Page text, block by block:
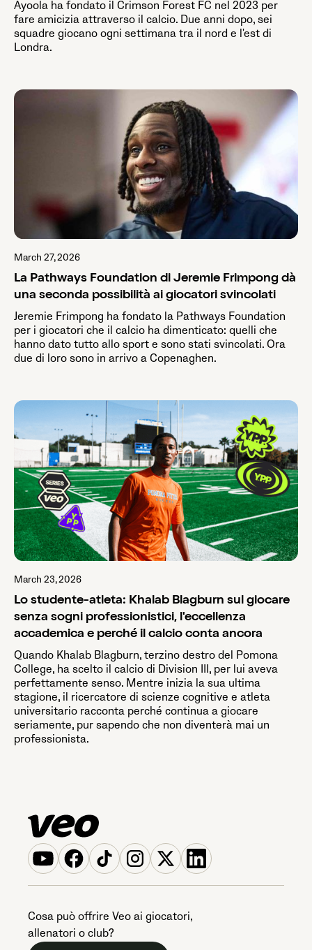
Ayoola ha fondato il Crimson Forest FC nel 2023 per
fare amicizia attraverso il calcio. Due anni dopo, sei
squadre giocano ogni settimana tra il nord e l'est di
Londra.
March 27, 2026
La Pathways Foundation di Jeremie Frimpong dà
una seconda possibilità ai giocatori svincolati
Jeremie Frimpong ha fondato la Pathways Foundation
per i giocatori che il calcio ha dimenticato: quelli che
hanno dato tutto allo sport e sono stati svincolati. Ora
due di loro sono in arrivo a Copenaghen.
March 23, 2026
Lo studente-atleta: Khalab Blagburn sul giocare
senza sogni professionistici, l'eccellenza
accademica e perché il calcio conta ancora
Quando Khalab Blagburn, terzino destro del Pomona
College, ha scelto il calcio di Division III, per lui aveva
perfettamente senso. Mentre inizia la sua ultima
stagione, il ricercatore di scienze cognitive e atleta
universitario racconta perché continua a giocare
seriamente, pur sapendo che non diventerà mai un
professionista.
Cosa può offrire Veo ai giocatori,
allenatori o club?